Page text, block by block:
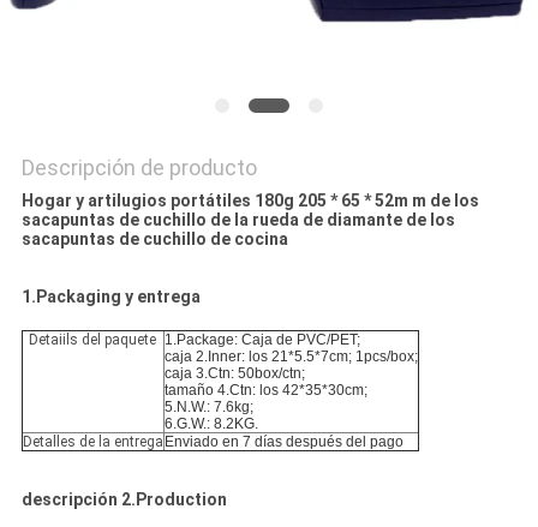
PRIVACY
POLICY
Descripción de producto
Hogar y artilugios portátiles 180g 205 * 65 * 52m m de los
sacapuntas de cuchillo de la rueda de diamante de los
sacapuntas de cuchillo de cocina
1.Packaging y entrega
Detaiils del paquete 1.Package: Caja de PVC/PET;
caja 2.Inner: los 21*5.5*7cm; 1pcs/box;
caja 3.Ctn: 50box/ctn;
tamaño 4.Ctn: los 42*35*30cm;
5.N.W.: 7.6kg;
6.G.W.: 8.2KG.
Detalles de la entrega Enviado en 7 días después del pago
descripción 2.Production